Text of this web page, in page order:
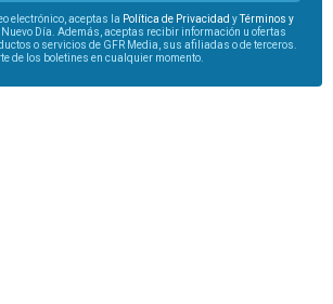
electrónico, aceptas la Política de Privacidad yTérminos y
Nuevo Día. Además, aceptas recibir información u ofertas
o servicios de GFR Media, sus afiliadas o de terceros.
de los boletines en cualquier momento.